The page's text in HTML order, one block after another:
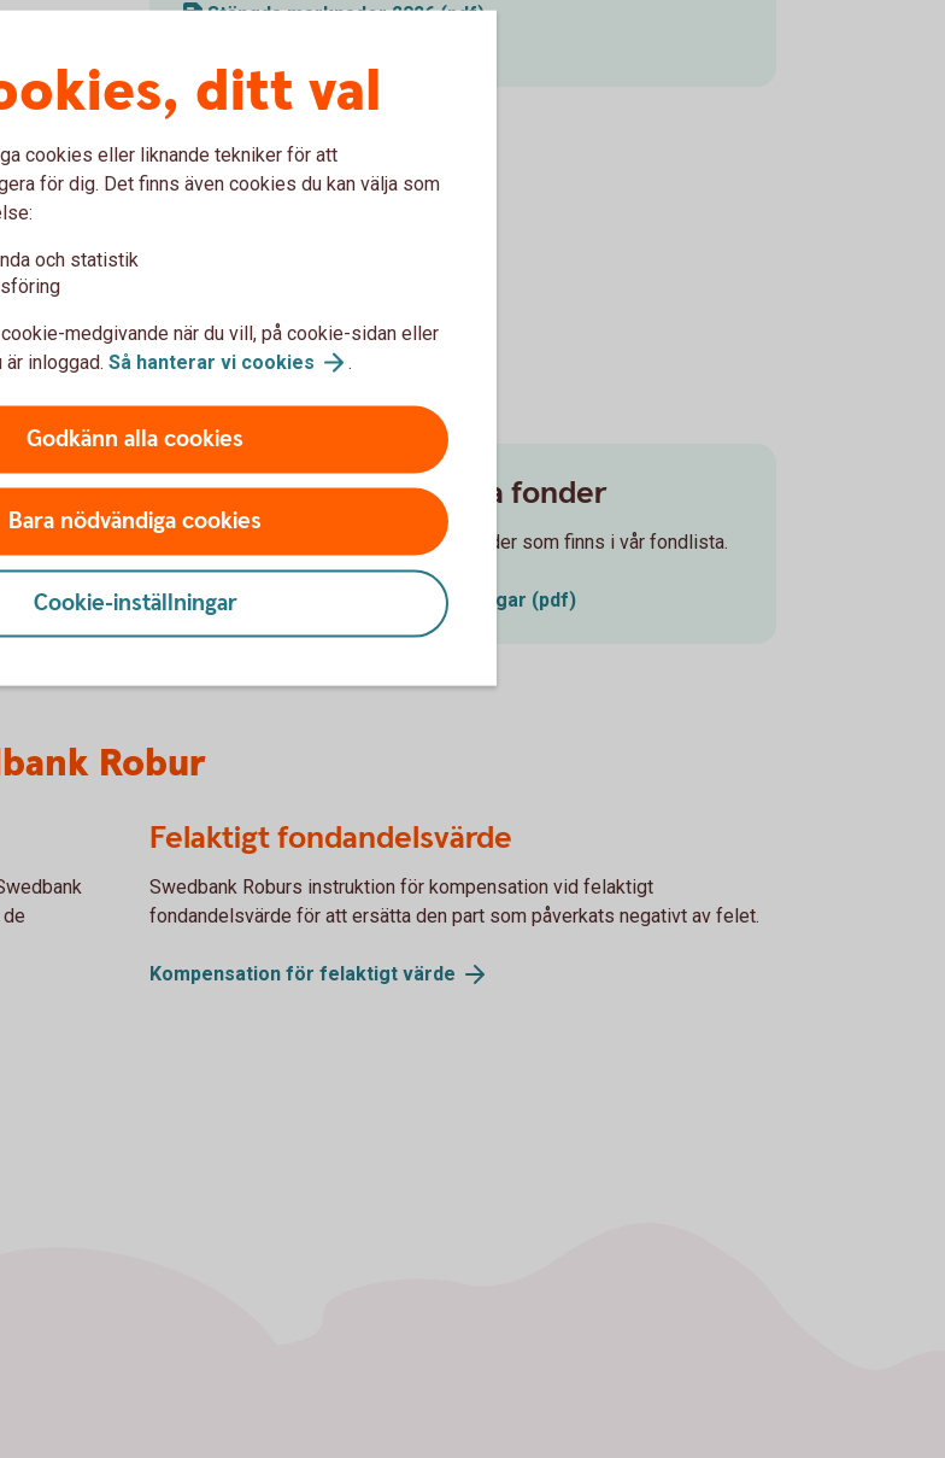
Stängda marknader 2026 (pdf)
Fondutdelningar övriga fonder
Genomförda utdelningar i externa fonder som finns i vår fondlista.
Datum för tidigare fondutdelningar (pdf)
Robur
Felaktigt fondandelsvärde
Swedbank Roburs instruktion för kompensation vid felaktigt
fondandelsvärde för att ersätta den part som påverkats negativt av felet.
Kompensation för felaktigt värde
ditt val
cookies eller liknande tekniker för att
för dig. Det finns även cookies du kan välja som
och statistik
medgivande när du vill, på cookie-sidan eller
är inloggad. Så hanterar vi cookies .
Godkänn alla cookies
Bara nödvändiga cookies
Cookie-inställningar